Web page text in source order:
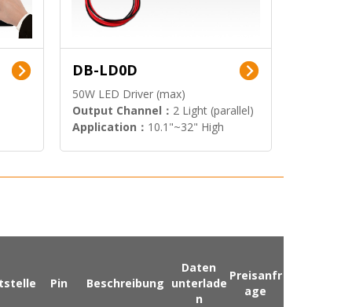
DB-LD0D
50W LED Driver (max)
Output Channel： 2 Light (parallel)
Application： 10.1"~32" High
Pin Beschreibung
Daten
unterlade
n
Preisanfr
age